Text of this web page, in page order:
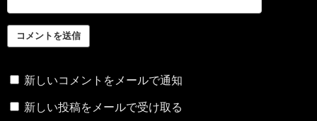
新しいコメントをメールで通知
新しい投稿をメールで受け取る